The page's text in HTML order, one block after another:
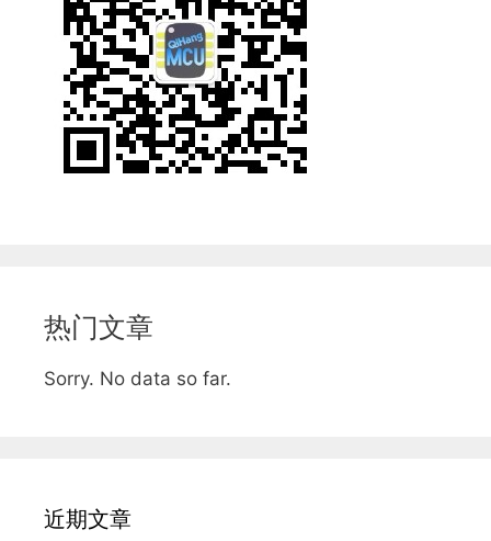
热门文章
Sorry. No data so far.
近期文章